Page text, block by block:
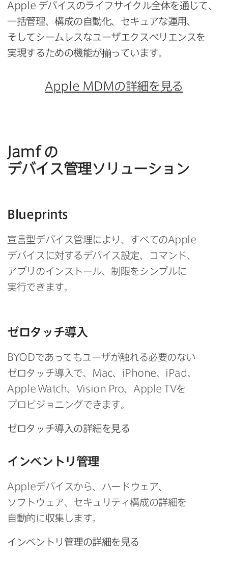
Apple デバイスの​ライフサイクル全体を​通じて、
一括管理、​構成の​自動化、​セキュアな​運用、​
そして​シームレスな​ユーザエクスペリエンスを​
実現する​ための​機能が​揃っています。
Apple MDMの​詳細を​見る
Jamf の​
デバイス管理ソリューション
Blueprints
宣言型デバイス管理に​より、​すべてのApple
デバイスに​対する​デバイス設定、​コマンド、​
アプリの​インストール、​制限を​シンプルに​
実行できます。
ゼロタッチ導入
BYODであっても​ユーザが​触れる​必要の​ない​
ゼロタッチ導入で、 Mac、 iPhone、 iPad 、
Apple Watch、 Vision Pro、 Apple TVを​
プロビジョニングできます。
ゼロタッチ導入の​詳細を​見る
インベントリ管理
Appleデバイスから、​ハードウェア、​
ソフトウェア、​セキュリティ構成の​詳細を​
自動的に​収集します。
インベントリ管理の​詳細を​見る